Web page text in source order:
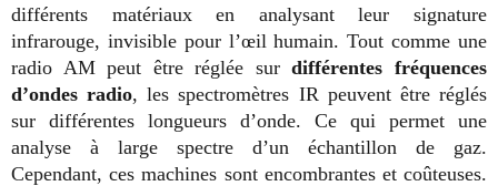
différents matériaux en analysant leur signature
infrarouge, invisible pour l’œil humain. Tout comme une
radio AM peut être réglée surdifférentes fréquences
d’ondes radio, les spectromètres IR peuvent être réglés
sur différentes longueurs d’onde. Ce qui permet une
analyse à large spectre d’un échantillon de gaz.
Cependant, ces machines sont encombrantes et coûteuses.